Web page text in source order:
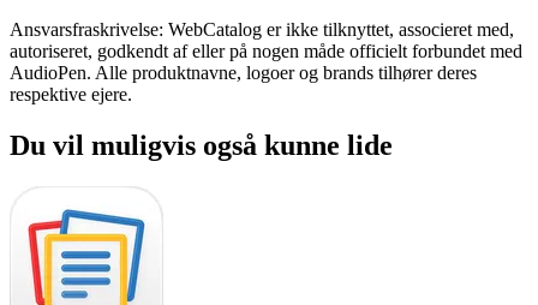
Ansvarsfraskrivelse: WebCatalog er ikke tilknyttet, associeret med,
autoriseret, godkendt af eller på nogen måde officielt forbundet med
AudioPen. Alle produktnavne, logoer og brands tilhører deres
respektive ejere.
Du vil muligvis også kunne lide